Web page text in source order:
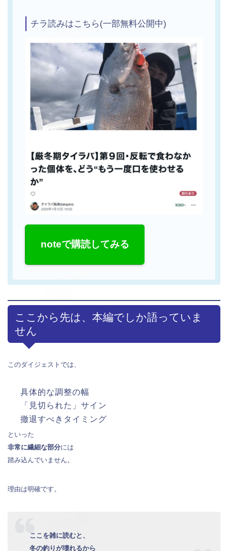
チラ読みはこちら(一部無料公開中)
noteで購読してみる
ここから先は、本編でしか語っていま
せん
このダイジェストでは、
具体的な調整の幅
「見切られた」サイン
撤退すべきタイミング
といった
非常に繊細な部分には
踏み込んでいません。
理由は明確です。
ここを雑に読むと、
冬の釣りが壊れるから